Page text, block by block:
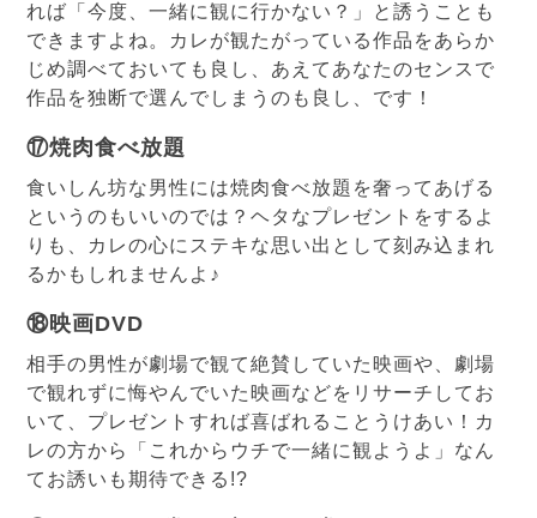
れば「今度、一緒に観に行かない？」と誘うことも
できますよね。カレが観たがっている作品をあらか
じめ調べておいても良し、あえてあなたのセンスで
作品を独断で選んでしまうのも良し、です！
⑰焼肉食べ放題
食いしん坊な男性には焼肉食べ放題を奢ってあげる
というのもいいのでは？ヘタなプレゼントをするよ
りも、カレの心にステキな思い出として刻み込まれ
るかもしれませんよ♪
⑱映画DVD
相手の男性が劇場で観て絶賛していた映画や、劇場
で観れずに悔やんでいた映画などをリサーチしてお
いて、プレゼントすれば喜ばれることうけあい！カ
レの方から「これからウチで一緒に観ようよ」なん
てお誘いも期待できる!?